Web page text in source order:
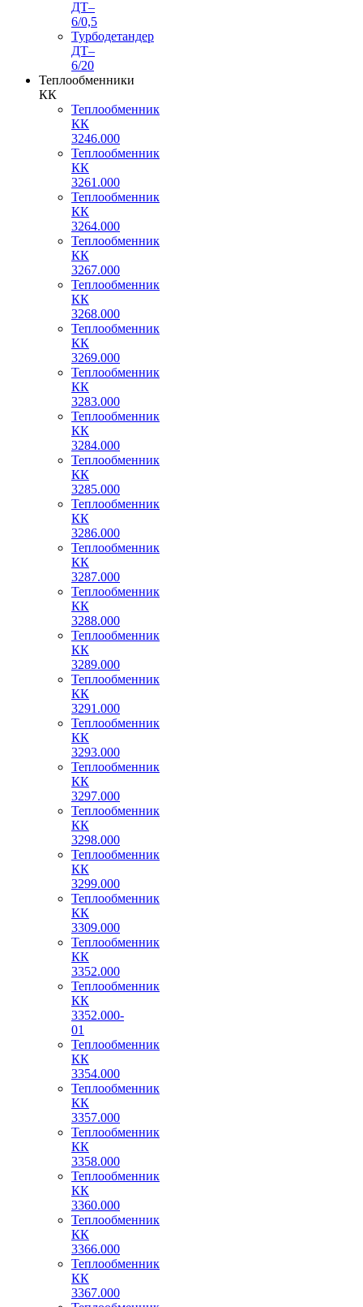
ДТ–
6/0,5
Турбодетандер
ДТ–
6/20
Теплообменники
КК
Теплообменник
КК
3246.000
Теплообменник
КК
3261.000
Теплообменник
КК
3264.000
Теплообменник
КК
3267.000
Теплообменник
КК
3268.000
Теплообменник
КК
3269.000
Теплообменник
КК
3283.000
Теплообменник
КК
3284.000
Теплообменник
КК
3285.000
Теплообменник
КК
3286.000
Теплообменник
КК
3287.000
Теплообменник
КК
3288.000
Теплообменник
КК
3289.000
Теплообменник
КК
3291.000
Теплообменник
КК
3293.000
Теплообменник
КК
3297.000
Теплообменник
КК
3298.000
Теплообменник
КК
3299.000
Теплообменник
КК
3309.000
Теплообменник
КК
3352.000
Теплообменник
КК
3352.000-
01
Теплообменник
КК
3354.000
Теплообменник
КК
3357.000
Теплообменник
КК
3358.000
Теплообменник
КК
3360.000
Теплообменник
КК
3366.000
Теплообменник
КК
3367.000